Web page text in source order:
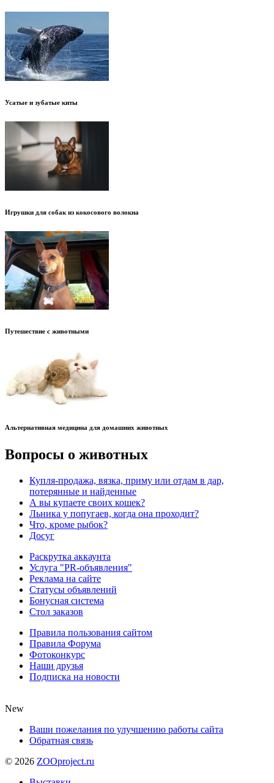
Усатые и зубатые киты
Игрушки для собак из кокосового волокна
Путешествие с животными
Альтернативная медицина для домашних животных
Вопросы о животных
Купля-продажа, вязка, приму или отдам в дар,
потерянные и найденные
А вы купаете своих кошек?
Льника у попугаев, когда она проходит?
Что, кроме рыбок?
Досуг
Раскрутка аккаунта
Услуга "PR-объявления"
Реклама на сайте
Статусы объявлений
Бонусная система
Стол заказов
Правила пользования сайтом
Правила Форума
Фотоконкурс
Наши друзья
Подписка на новости
New
Ваши пожелания по улучшению работы сайта
Обратная связь
© 2026 ZOOproject.ru